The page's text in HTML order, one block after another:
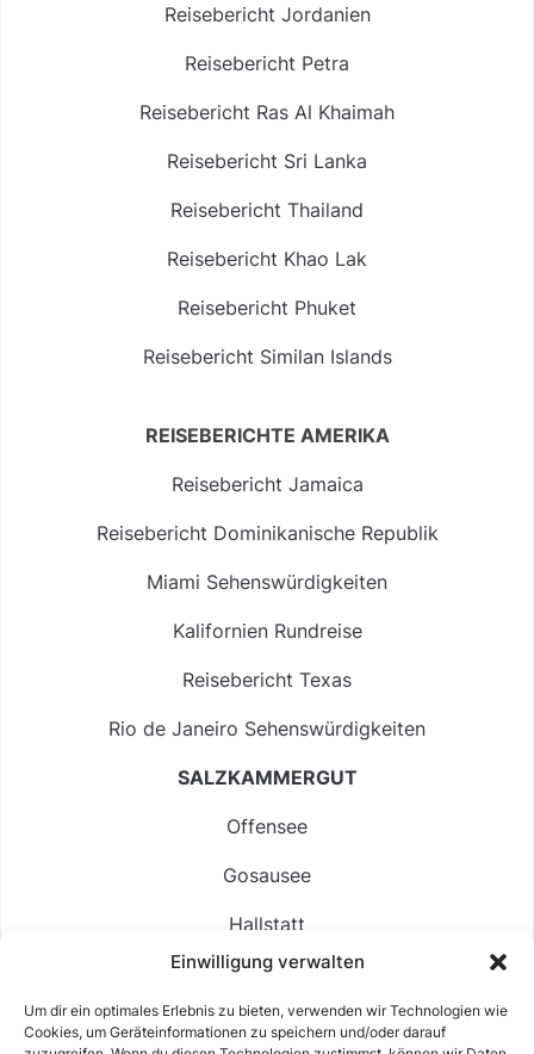
Einwilligung verwalten
Um dir ein optimales Erlebnis zu bieten, verwenden wir Technologien wie
Cookies, um Geräteinformationen zu speichern und/oder darauf
Reisebericht Jordanien
Reisebericht Petra
Reisebericht Ras Al Khaimah
Reisebericht Sri Lanka
Reisebericht Thailand
Reisebericht Khao Lak
Reisebericht Phuket
Reisebericht Similan Islands
REISEBERICHTE AMERIKA
Reisebericht Jamaica
Reisebericht Dominikanische Republik
Miami Sehenswürdigkeiten
Kalifornien Rundreise
Reisebericht Texas
Rio de Janeiro Sehenswürdigkeiten
SALZKAMMERGUT
Offensee
Gosausee
Hallstatt
Langbathsee
Altausseer See